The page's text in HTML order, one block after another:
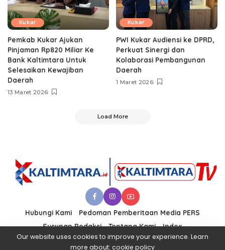
Kukar
Pemkab Kukar Ajukan
Pinjaman Rp820 Miliar Ke
Bank Kaltimtara Untuk
Selesaikan Kewajiban
Daerah
13 Maret 2026
Kukar
PWI Kukar Audiensi ke DPRD,
Perkuat Sinergi dan
Kolaborasi Pembangunan
Daerah
1 Maret 2026
Load More
Hubungi Kami
Pedoman Pemberitaan Media PERS
Susunan Redaksi
Tentang Kami
Index
Our website uses cookies to improve your experience. Learn
more about: cookie policy